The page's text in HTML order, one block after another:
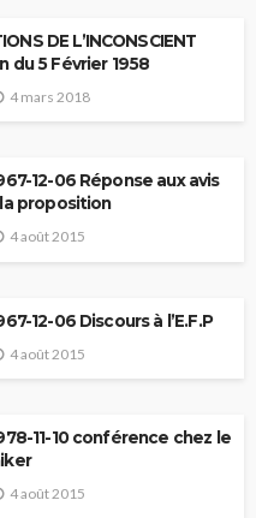
DE L’INCONSCIENT
du 5 Février 1958
4 mars 2018
12-06 Réponse aux avis
proposition
4 août 2015
12-06 Discours à l’E.F.P
4 août 2015
11-10 conférence chez le
4 août 2015